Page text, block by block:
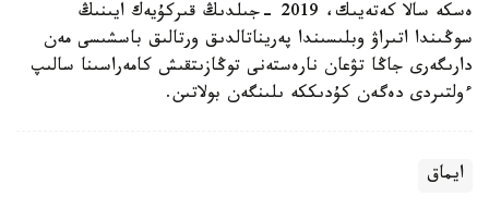
ەسكە سالا كەتەيىك، 2019 -جىلدىڭ قىركۇيەك ايىنىڭ
سوڭىندا اتىراۋ وبلىسىندا پەريناتالدىق ورتالىق باسشىسى مەن
دارىگەرى جاڭا تۋعان نارەستەنى توڭازىتقىش كامەراسىنا سالىپ
ءولتىردى دەگەن كۇدىككە ىلىنگەن بولاتىن.
ايماق